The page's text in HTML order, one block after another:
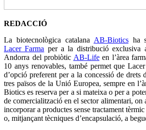
REDACCIÓ
La biotecnològica catalana AB-Bioticsha
Lacer Farma per a la distribució exclusiva
Andorra del probiòtic AB-Lifeen l’àrea
10 anys renovables, també permet que
d’opció preferent per a la concessió de drets
tres països de la Unió Europea, sempre en
Biotics es reserva per a si mateixa o per a
de comercialització en el sector alimentari, on
incorporar a productes sense tractament
o, mitjançant tècniques d’encapsulació, a